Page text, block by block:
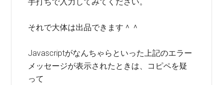
それで大体は出品できます＾＾
Javascriptがなんちゃらといった上記のエラー
メッセージが表示されたときは、コピペを疑
って